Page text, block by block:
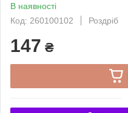
В наявності
Код: 260100102
Роздріб
147 ₴